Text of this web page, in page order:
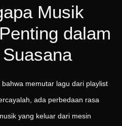
Musik
dalam
memutar lagu dari playlist
ada perbedaan rasa
yang keluar dari mesin